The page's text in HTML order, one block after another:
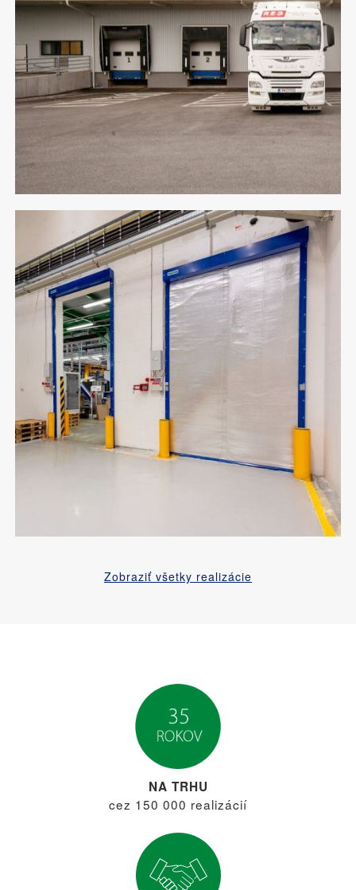
Zobraziť všetky realizácie
NA TRHU
cez 150 000 realizácií